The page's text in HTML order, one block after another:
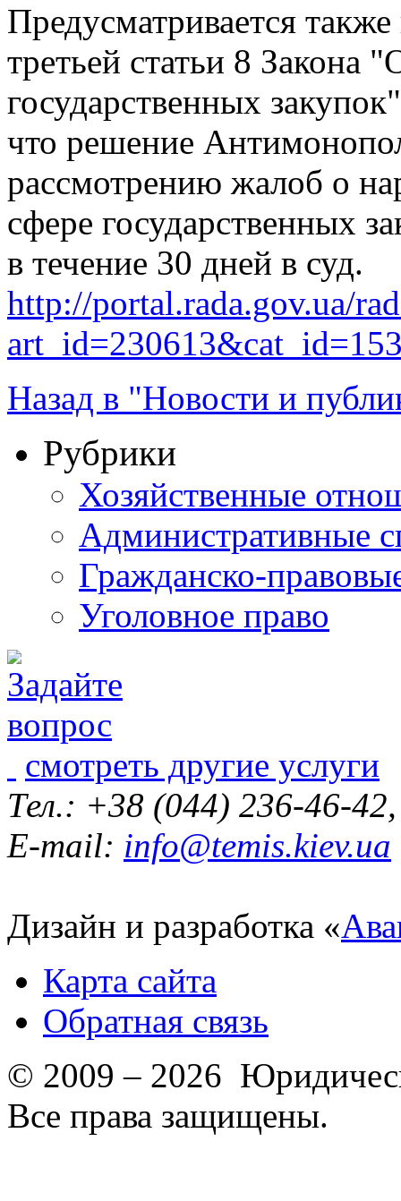
Предусматривается
третьей статьи 8 Закона
государственных
что решение
рассмотрению жалоб о
сфере государственных
в течение 30 дней в суд.
http://portal.rada.gov.ua/
Назад в "Новости и
Рубрики
Хозяйственные
Административные
Гражданско-
Уголовное право
смотреть другие услуги
Тел.: +38 (044) 236-46-
E-mail: info@temis.kiev.ua
Дизайн и разработка «
Карта сайта
Обратная связь
© 2009 – 2026
Все права защищены.